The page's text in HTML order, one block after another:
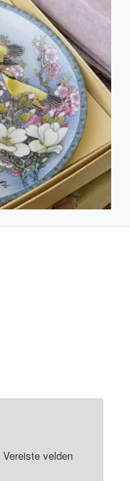
Vereiste velden